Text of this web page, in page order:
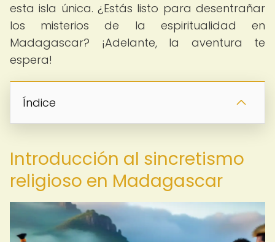
esta isla única. ¿Estás listo para desentrañar
los misterios de la espiritualidad en
Madagascar? ¡Adelante, la aventura te
espera!
Índice
Introducción al sincretismo
religioso en Madagascar